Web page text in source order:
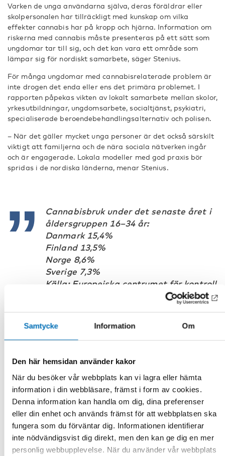
Samtycke Information Om
Den här hemsidan använder kakor
När du besöker vår webbplats kan vi lagra eller hämta
information i din webbläsare, främst i form av cookies.
Denna information kan handla om dig, dina preferenser
eller din enhet och används främst för att webbplatsen ska
fungera som du förväntar dig. Informationen identifierar
inte nödvändigsvist dig direkt, men den kan ge dig en mer
personlig webbupplevelse. När du använder vår webbplats
Varken de unga användarna själva, deras föräldrar eller
skolpersonalen har tillräckligt med kunskap om vilka
effekter cannabis har på kropp och hjärna. Information om
riskerna med cannabis måste presenteras på ett sätt som
ungdomar tar till sig, och det kan vara ett område som
lämpar sig för nordiskt samarbete, säger Stenius.
För många ungdomar med cannabisrelaterade problem är
inte drogen det enda eller ens det primära problemet. I
rapporten påpekas vikten av lokalt samarbete mellan skolor,
yrkesutbildningar, ungdomsarbete, socialtjänst, psykiatri,
specialiserade beroendebehandlingsalternativ och polisen.
– När det gäller mycket unga personer är det också särskilt
viktigt att familjerna och de nära sociala nätverken ingår
och är engagerade. Lokala modeller med god praxis bör
spridas i de nordiska länderna, menar Stenius.
Cannabisbruk under det senaste året i
åldersgruppen 16–34 år:
Danmark 15,4%
Finland 13,5%
Norge 8,6%
Sverige 7,3%
Källa: Europeiska centrumet för kontroll
av narkotika och narkotikamissbruk
*(Island är inte ett rapporteringsland till ECNN)
Fakta
DELA